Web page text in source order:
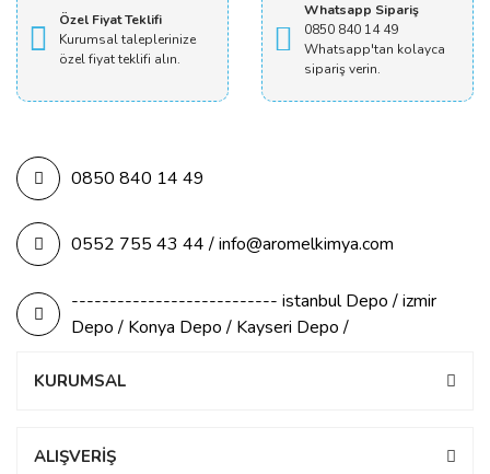
Özel Fiyat Teklifi
Kurumsal taleplerinize
özel fiyat teklifi alın.
Whatsapp Sipariş
0850 840 14 49
Whatsapp'tan kolayca
sipariş verin.
0850 840 14 49
0552 755 43 44 / info@aromelkimya.com
--------------------------- istanbul Depo / izmir
Depo / Konya Depo / Kayseri Depo /
KURUMSAL
ALIŞVERİŞ